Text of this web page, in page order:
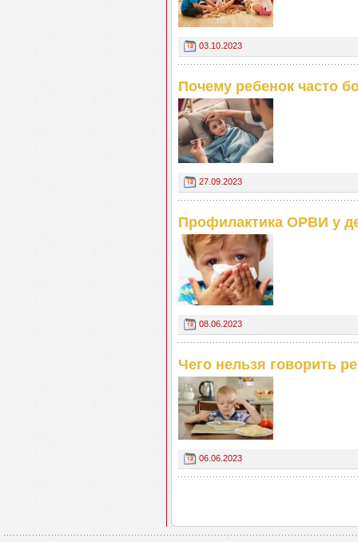
03.10.2023
Почему ребенок часто
27.09.2023
Профилактика ОРВИ у
08.06.2023
Чего нельзя говорить
06.06.2023